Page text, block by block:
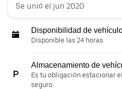
Se unió el jun 2020
Disponibilidad de
Disponible las 24 horas
Almacenamiento de
Es tu obligación estacionar
seguro.